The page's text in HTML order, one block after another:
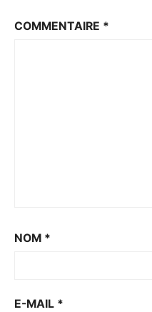
COMMENTAIRE *
NOM *
E-MAIL *